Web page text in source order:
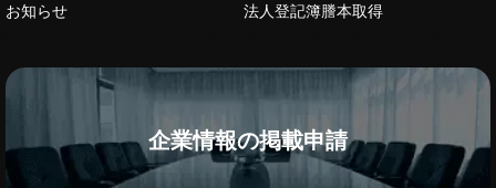
お知らせ 法人登記簿謄本取得
企業情報の掲載申請